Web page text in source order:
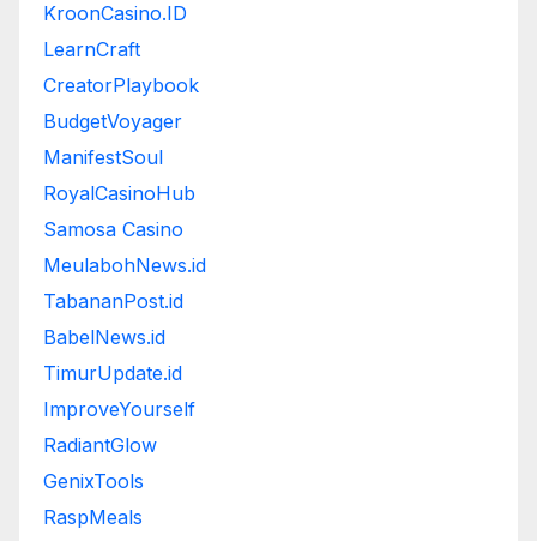
KroonCasino.ID
LearnCraft
CreatorPlaybook
BudgetVoyager
ManifestSoul
RoyalCasinoHub
Samosa Casino
MeulabohNews.id
TabananPost.id
BabelNews.id
TimurUpdate.id
ImproveYourself
RadiantGlow
GenixTools
RaspMeals